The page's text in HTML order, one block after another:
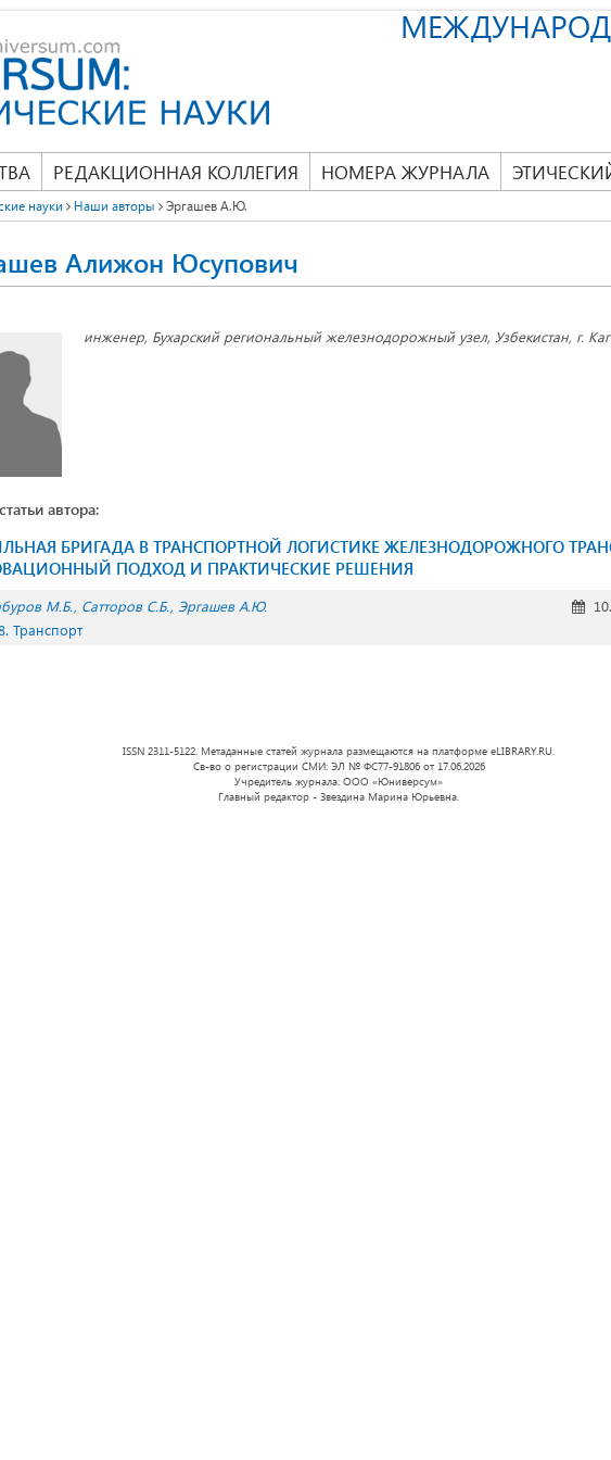
РЕДАКЦИОННАЯ КОЛЛЕГИЯ НОМЕРА ЖУРНАЛА
науки Наши авторы Эргашев А.Ю.
Алижон Юсупович
инженер, Бухарский региональный железнодорожный узел, Узбекистан, г.
автора:
БРИГАДА В ТРАНСПОРТНОЙ ЛОГИСТИКЕ ЖЕЛЕЗНОДОРОЖНОГО
ПОДХОД И ПРАКТИЧЕСКИЕ РЕШЕНИЯ
М.Б. Сатторов С.Б. Эргашев А.Ю.
Транспорт
ISSN 2311-5122. Метаданные статей журнала размещаются на платформе eLIBRARY.RU.
Св-во о регистрации СМИ: ЭЛ № ФС77-91806 от 17.06.2026
Учредитель журнала: ООО «Юниверсум»
Главный редактор - Звездина Марина Юрьевна.